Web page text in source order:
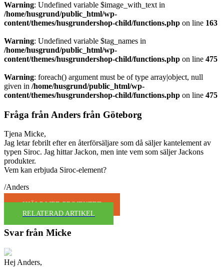
Warning: Undefined variable $image_with_text in
/home/husgrund/public_html/wp-
content/themes/husgrundershop-child/functions.php on line 163
Warning: Undefined variable $tag_names in
/home/husgrund/public_html/wp-
content/themes/husgrundershop-child/functions.php on line 475
Warning: foreach() argument must be of type array|object, null
given in /home/husgrund/public_html/wp-
content/themes/husgrundershop-child/functions.php on line 475
Fråga från Anders från Göteborg
Tjena Micke,
Jag letar febrilt efter en återförsäljare som då säljer kantelement av
typen Siroc. Jag hittar Jackon, men inte vem som säljer Jackons
produkter.
Vem kan erbjuda Siroc-element?
/Anders
HJÄLP MED PROJEKTET
RELATERAD ARTIKEL
Svar från Micke
Hej Anders,